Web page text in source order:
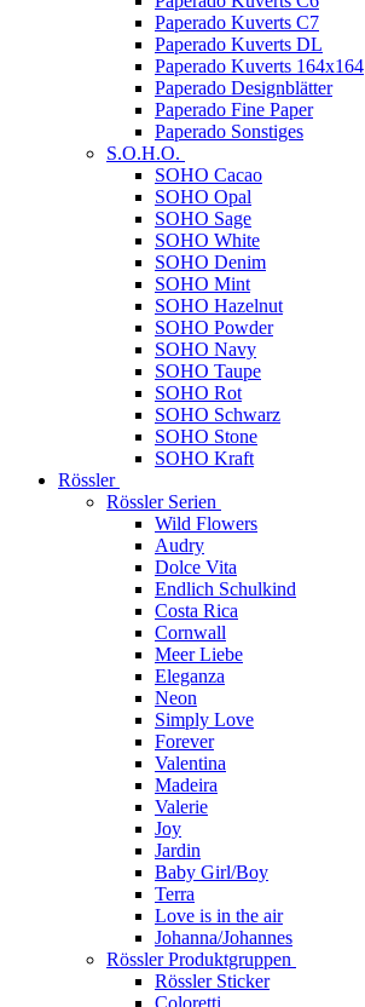
Paperado Kuverts C7
Paperado Kuverts DL
Paperado Kuverts 164x164
Paperado Designblätter
Paperado Fine Paper
Paperado Sonstiges
S.O.H.O.
SOHO Cacao
SOHO Opal
SOHO Sage
SOHO White
SOHO Denim
SOHO Mint
SOHO Hazelnut
SOHO Powder
SOHO Navy
SOHO Taupe
SOHO Rot
SOHO Schwarz
SOHO Stone
SOHO Kraft
Rössler
Rössler Serien
Wild Flowers
Audry
Dolce Vita
Endlich Schulkind
Costa Rica
Cornwall
Meer Liebe
Eleganza
Neon
Simply Love
Forever
Valentina
Madeira
Valerie
Joy
Jardin
Baby Girl/Boy
Terra
Love is in the air
Johanna/Johannes
Rössler Produktgruppen
Rössler Sticker
Coloretti